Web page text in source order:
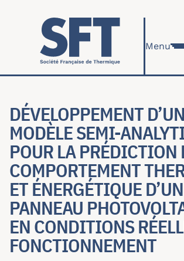
Aller au contenu principal
Menu
DÉVELOPPEMENT D’UN
MODÈLE SEMI-
POUR LA PRÉDICTION
COMPORTEMENT
ET ÉNERGÉTIQUE D’UN
PANNEAU
EN CONDITIONS
FONCTIONNEMENT